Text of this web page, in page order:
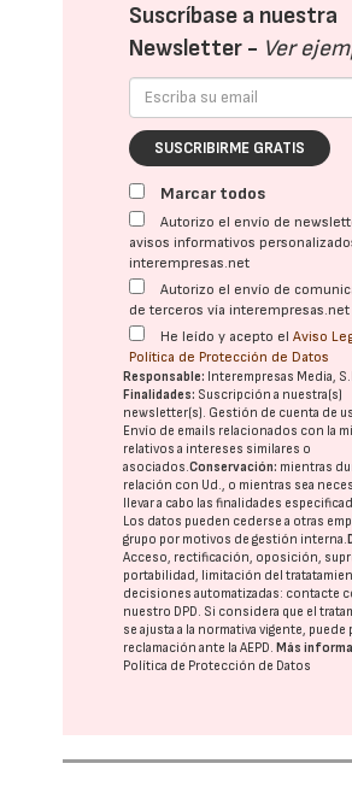
Suscríbase a nuestra
Newsletter - Ver
SUSCRIBIRME GRATIS
Marcar todos
Autorizo el envío de
avisos informativos
interempresas.net
Autorizo el envío de
de terceros vía interempresas.net
He leído y acepto elAviso
Política de Protección de Datos
Responsable: Interempresas Media,
Finalidades: Suscripción a nuestra(s)
newsletter(s). Gestión de cuenta de
Envío de emails relacionados con la
relativos a intereses similares o
asociados.Conservación: mientras
relación con Ud., o mientras sea
llevar a cabo las finalidades
Los datos pueden cederse a otras
grupo por motivos de gestión interna.
Acceso, rectificación, oposición,
portabilidad, limitación del
decisiones automatizadas: contacte
nuestro DPD. Si considera que el
se ajusta a la normativa vigente, puede
reclamación ante laAEPD.Más
Política de Protección de Datos